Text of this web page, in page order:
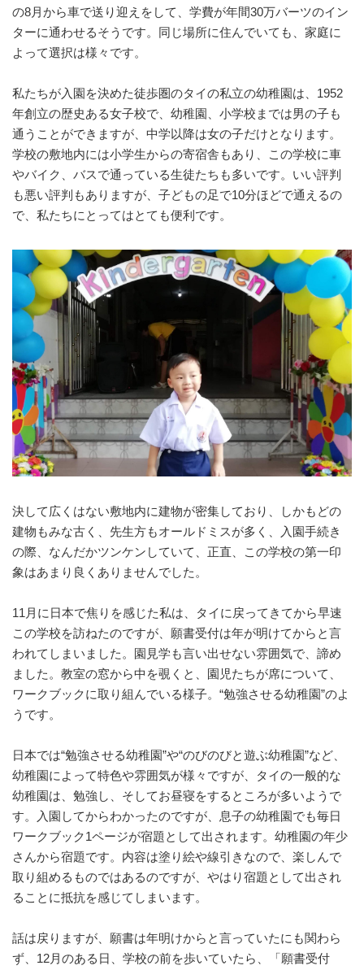
の8月から車で送り迎えをして、学費が年間30万バーツのイン
ターに通わせるそうです。同じ場所に住んでいても、家庭に
よって選択は様々です。
私たちが入園を決めた徒歩圏のタイの私立の幼稚園は、1952
年創立の歴史ある女子校で、幼稚園、小学校までは男の子も
通うことができますが、中学以降は女の子だけとなります。
学校の敷地内には小学生からの寄宿舎もあり、この学校に車
やバイク、バスで通っている生徒たちも多いです。いい評判
も悪い評判もありますが、子どもの足で10分ほどで通えるの
で、私たちにとってはとても便利です。
決して広くはない敷地内に建物が密集しており、しかもどの
建物もみな古く、先生方もオールドミスが多く、入園手続き
の際、なんだかツンケンしていて、正直、この学校の第一印
象はあまり良くありませんでした。
11月に日本で焦りを感じた私は、タイに戻ってきてから早速
この学校を訪ねたのですが、願書受付は年が明けてからと言
われてしまいました。園見学も言い出せない雰囲気で、諦め
ました。教室の窓から中を覗くと、園児たちが席について、
ワークブックに取り組んでいる様子。“勉強させる幼稚園”のよ
うです。
日本では“勉強させる幼稚園”や“のびのびと遊ぶ幼稚園”など、
幼稚園によって特色や雰囲気が様々ですが、タイの一般的な
幼稚園は、勉強し、そしてお昼寝をするところが多いようで
す。入園してからわかったのですが、息子の幼稚園でも毎日
ワークブック1ページが宿題として出されます。幼稚園の年少
さんから宿題です。内容は塗り絵や線引きなので、楽しんで
取り組めるものではあるのですが、やはり宿題として出され
ることに抵抗を感じてしまいます。
話は戻りますが、願書は年明けからと言っていたにも関わら
ず、12月のある日、学校の前を歩いていたら、「願書受付